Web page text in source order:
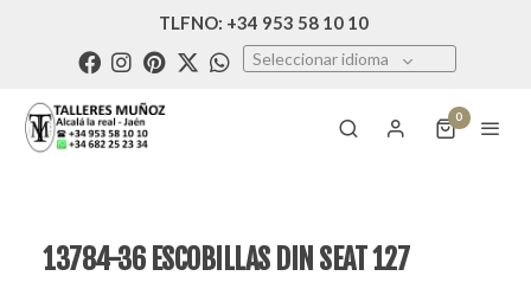
TLFNO: +34 953 58 10 10
Seleccionar idioma
0
13784-36 ESCOBILLAS DIN SEAT 127